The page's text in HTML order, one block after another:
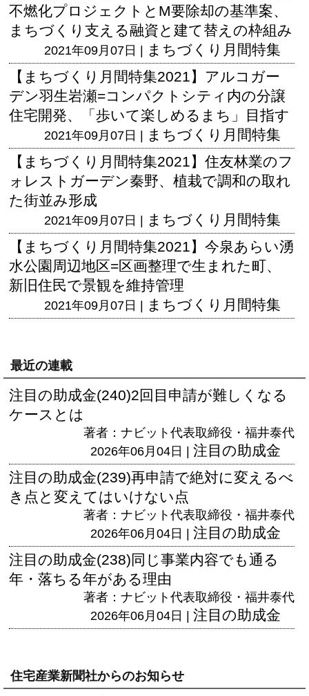
不燃化プロジェクトとM要除却の基準案、
まちづくり支える融資と建て替えの枠組み
2021年09月07日 | まちづくり月間特集
【まちづくり月間特集2021】アルコガー
デン羽生岩瀬=コンパクトシティ内の分譲
住宅開発、「歩いて楽しめるまち」目指す
2021年09月07日 | まちづくり月間特集
【まちづくり月間特集2021】住友林業のフ
ォレストガーデン秦野、植栽で調和の取れ
た街並み形成
2021年09月07日 | まちづくり月間特集
【まちづくり月間特集2021】今泉あらい湧
水公園周辺地区=区画整理で生まれた町、
新旧住民で景観を維持管理
2021年09月07日 | まちづくり月間特集
最近の連載
注目の助成金(240)2回目申請が難しくなる
ケースとは
著者：ナビット代表取締役・福井泰代
2026年06月04日 | 注目の助成金
注目の助成金(239)再申請で絶対に変えるべ
き点と変えてはいけない点
著者：ナビット代表取締役・福井泰代
2026年06月04日 | 注目の助成金
注目の助成金(238)同じ事業内容でも通る
年・落ちる年がある理由
著者：ナビット代表取締役・福井泰代
2026年06月04日 | 注目の助成金
住宅産業新聞社からのお知らせ